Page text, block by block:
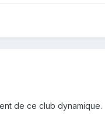
de ce club dynamique.